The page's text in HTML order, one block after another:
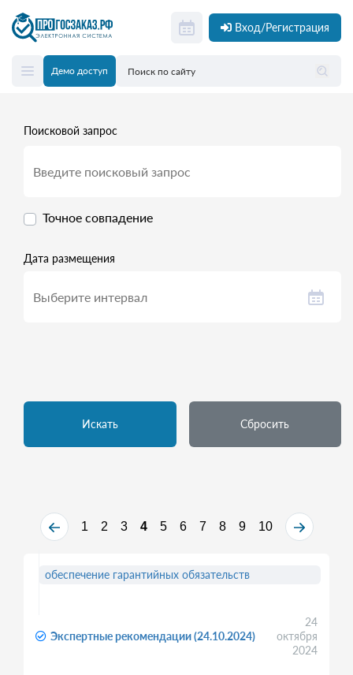
Вход/Регистрация
Демо доступ
Поисковой запрос
Точное совпадение
Дата размещения
Искать Сбросить
1 2 3 4 5 6 7 8 9 10
Экспертные рекомендации (24.10.2024)
24
октября
2024
обеспечение гарантийных обязательств